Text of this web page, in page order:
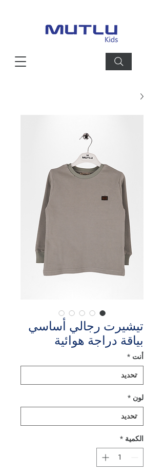
تيشيرت رجالي أساسي
بياقة دراجة هوائية
أنت *
لون *
الكمية *